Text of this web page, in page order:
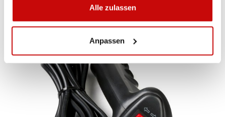
Alle zulassen
Anpassen